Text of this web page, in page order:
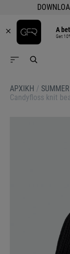
A
Get
ΑΡΧΙΚΉ /
Candyfloss knit